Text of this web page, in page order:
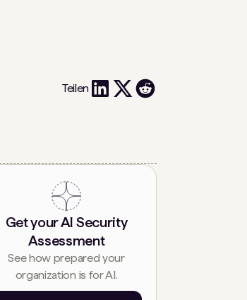
Teilen
Get your AI Security
Assessment
See how prepared your
organization is for AI.